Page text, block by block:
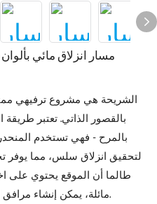
مسار انزلاق مائي
الشريحة هي مشروع ترفيهي
بالقصور الذاتي. تعتبر
بالمرح - فهي تستخدم
لتحقيق انزلاق سلس، مما يوفر
طالما أن الموقع يحتوي على
مائلة، يمكن إنشاء مرافق انزلاق فريدة وفقًا للظروف المحلية.